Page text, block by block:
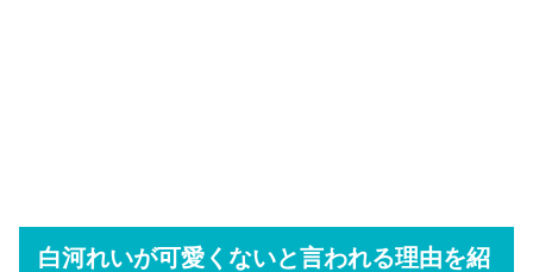
白河れいが可愛くないと言われる理由を紹